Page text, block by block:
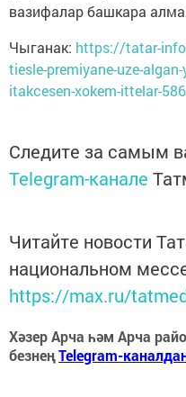
вазифалар башкара
Чыганак: https://tatar-
tiesle-premiyane-uze-
itakcesen-xokem-ittelar-
Следите за самым
Telegram-канале
Читайте новости
национальном
https://max.ru/
Хәзер Арча һәм Арча
безнеңTelegram-